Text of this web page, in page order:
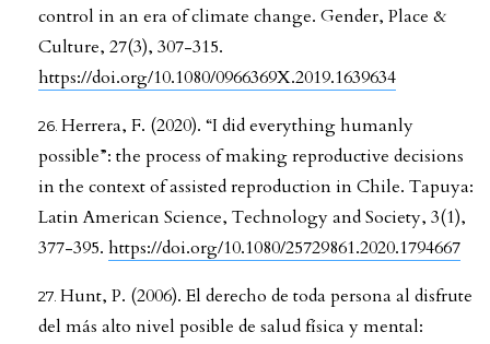
control in an era of climate change. Gender, Place &
Culture, 27(3), 307-315.
https://doi.org/10.1080/0966369X.2019.1639634
Herrera, F. (2020). “I did everything humanly
possible”: the process of making reproductive decisions
in the context of assisted reproduction in Chile. Tapuya:
Latin American Science, Technology and Society, 3(1),
377-395. https://doi.org/10.1080/25729861.2020.1794667
Hunt, P. (2006). El derecho de toda persona al disfrute
del más alto nivel posible de salud física y mental: